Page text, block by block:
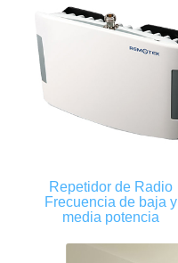
Repetidor de Radio
Frecuencia de baja y
media potencia